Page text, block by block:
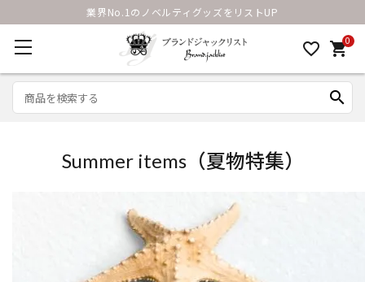
業界No.1のノベルティグッズをリストUP
favorite_border 0
shopping_cart
search
Summer items（夏物特集）